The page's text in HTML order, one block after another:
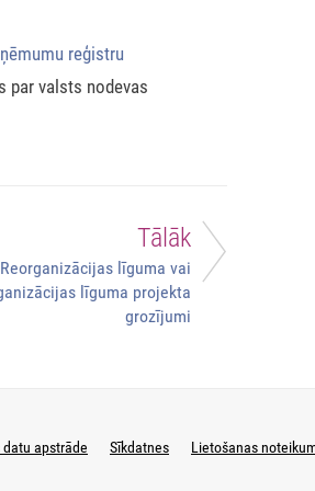
reģistru
par valsts nodevas
Tālāk
Reorganizācijas līguma vai
līguma projekta
grozījumi
datu apstrāde Sīkdatnes Lietošanas